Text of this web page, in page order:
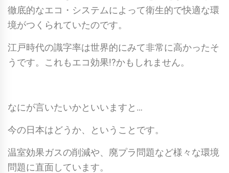
徹底的なエコ・システムによって衛生的で快適な環
境がつくられていたのです。
江戸時代の識字率は世界的にみて非常に高かったそ
うです。これもエコ効果!?かもしれません。
なにが言いたいかといいますと…
今の日本はどうか、ということです。
温室効果ガスの削減や、廃プラ問題など様々な環境
問題に直面しています。